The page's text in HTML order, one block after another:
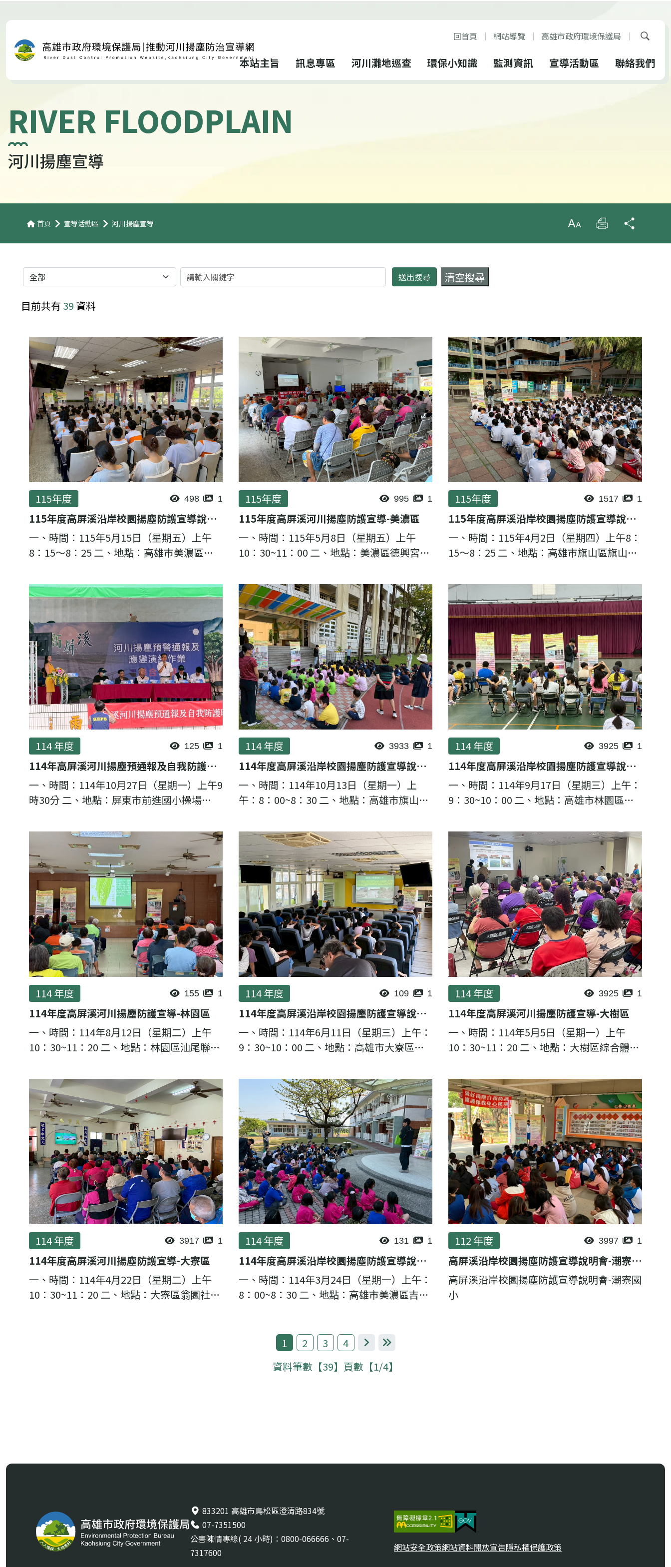
回首頁 網站導覽 高雄市政府環境保護局
本站主旨 訊息專區 河川灘地巡查 環保小知識 監測資訊 宣導活動區 聯絡我們
RIVER FLOODPLAIN
河川揚塵宣導
首頁 宣導活動區 河川揚塵宣導
放大字級列印 分享
分類 關鍵字
目前共有 39 資料
115年度 498 1
115年度高屏溪沿岸校園揚塵防護宣導說明會-吉洋國小
一、時間：115年5月15日（星期五）上午
8：15～8：25 二、地點：高雄市美濃區吉
三、主講者：理虹工程顧問股份有限公司 邱
至緯 計畫經理 四、邀...
115年度 995 1
115年度高屏溪河川揚塵防護宣導-美濃區
一、時間：115年5月8日（星期五）上午
10：30~11：00 二、地點：美濃區德興宮活
主講者：理虹工程顧問股份有限公司邱至緯
計畫經理 四、邀...
115年度 1517 1
115年度高屏溪沿岸校園揚塵防護宣導說明會-旗山國小
一、時間：115年4月2日（星期四）上午8：
15～8：25 二、地點：高雄市旗山區旗山國
講者：理虹工程顧問股份有限公司 邱至緯 計
畫經理 四、邀請對象...
114 年度 125 1
114年高屏溪河川揚塵預通報及自我防護演練活動
一、時間：114年10月27日（星期一）上午9
時30分 二、地點：屏東市前進國小操場
三、辦理目的：本次演練由高雄市政府環境
114 年度 3933 1
114年度高屏溪沿岸校園揚塵防護宣導說明會-溪洲國小
一、時間：114年10月13日（星期一）上
午：8：00~8：30 二、地點：高雄市旗山區
號） 三、主講者：理虹工程顧問股份有限公
司 邱至緯 計畫經理 ...
114 年度 3925 1
114年度高屏溪沿岸校園揚塵防護宣導說明會-王公國小
一、時間：114年9月17日（星期三）上午：
9：30~10：00 二、地點：高雄市林園區王
號） 三、主講者：理虹工程顧問股份有限公
司 邱至緯 計畫經理 ...
114 年度 155 1
114年度高屏溪河川揚塵防護宣導-林園區
一、時間：114年8月12日（星期二）上午
10：30~11：20 二、地點：林園區汕尾聯合
三、主講者：理虹工程顧問股份有限公司邱
至緯 計畫經理 ...
114 年度 109 1
114年度高屏溪沿岸校園揚塵防護宣導說明會-昭明國小
一、時間：114年6月11日（星期三）上午：
9：30~10：00 二、地點：高雄市大寮區昭
巷80號） 三、主講者：理虹工程顧問股份有
限公司 邱至緯 計畫...
114 年度 3925 1
114年度高屏溪河川揚塵防護宣導-大樹區
一、時間：114年5月5日（星期一）上午
10：30~11：20 二、地點：大樹區綜合體育
者：理虹工程顧問股份有限公司邱至緯 計畫
經理 四、邀請對象...
114 年度 3917 1
114年度高屏溪河川揚塵防護宣導-大寮區
一、時間：114年4月22日（星期二）上午
10：30~11：20 二、地點：大寮區翁園社區
114 年度 131 1
114年度高屏溪沿岸校園揚塵防護宣導說明會-吉東國小
一、時間：114年3月24日（星期一）上午：
8：00~8：30 二、地點：高雄市美濃區吉東
至緯 計畫經理 四、...
112 年度 3997 1
高屏溪沿岸校園揚塵防護宣導說明會-潮寮國小
高屏溪沿岸校園揚塵防護宣導說明會-潮寮國
小
1 2 3 4 下一頁最後一頁
資料筆數【39】頁數【1/4】
833201 高雄市鳥松區澄清路834號
07-7351500
公害陳情專線( 24 小時)：0800-066666、07-
7317600
網站安全政策網站資料開放宣告隱私權保護政策